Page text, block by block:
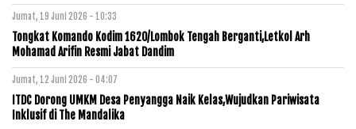
Jumat, 19 Juni 2026 - 10:33
Tongkat Komando Kodim 1620/Lombok Tengah Berganti,Letkol Arh
Mohamad Arifin Resmi Jabat Dandim
Jumat, 12 Juni 2026 - 04:07
ITDC Dorong UMKM Desa Penyangga Naik Kelas,Wujudkan Pariwisata
Inklusif di The Mandalika